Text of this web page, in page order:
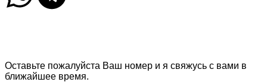
Оставьте пожалуйста Ваш номер и я свяжусь с вами в
ближайшее время.